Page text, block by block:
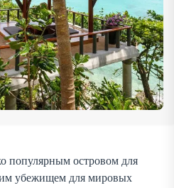
популярным островом для
убежищем для мировых